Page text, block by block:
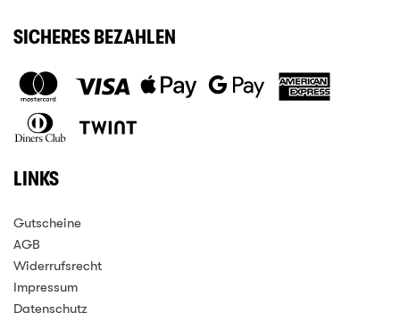
SICHERES BEZAHLEN
LINKS
Gutscheine
AGB
Widerrufsrecht
Impressum
Datenschutz